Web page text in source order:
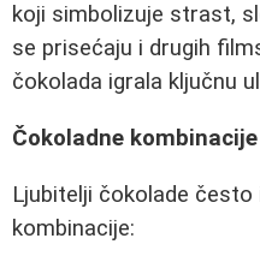
koji simbolizuje strast,
se prisećaju i drugih
čokolada igrala ključnu
Čokoladne
Ljubitelji čokolade
kombinacije: